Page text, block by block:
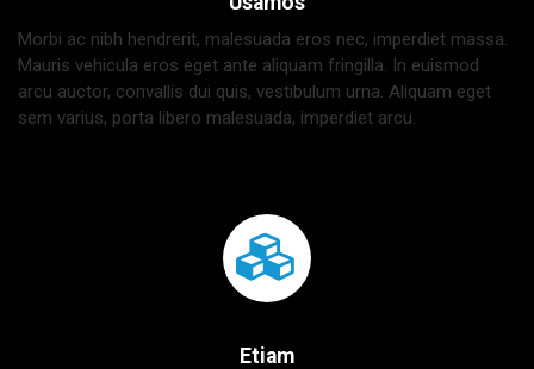
Morbi ac nibh hendrerit, malesuada eros nec, imperdiet massa.
Mauris vehicula eros eget ante aliquam fringilla. In euismod
arcu auctor, convallis dui quis, vestibulum urna. Aliquam eget
sem varius, porta libero malesuada, imperdiet arcu.
Etiam